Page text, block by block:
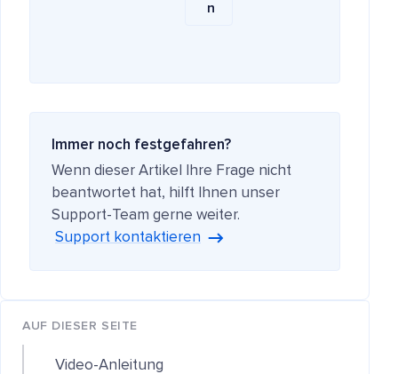
n
Immer noch festgefahren?
Wenn dieser Artikel Ihre Frage nicht
beantwortet hat, hilft Ihnen unser
Support-Team gerne weiter.
Support kontaktieren
AUF DIESER SEITE
Video-Anleitung